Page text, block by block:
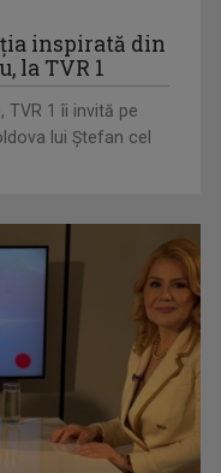
patra cea mai votată
parțială a
inspirată din
la TVR 1
TVR 1 îi invită pe
lui Ștefan cel